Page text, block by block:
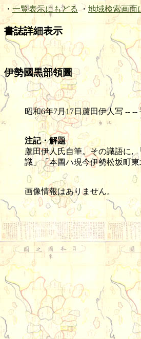
・ 一覧表示にもどる ・ 地域検索画面
書誌詳細表示
伊勢國黒部領圖
昭和6年7月17日蘆田伊人写 -- --
注記・解題
蘆田伊人氏自筆。その識語に,
識」「本圖ハ現今伊勢松坂町
画像情報はありません。